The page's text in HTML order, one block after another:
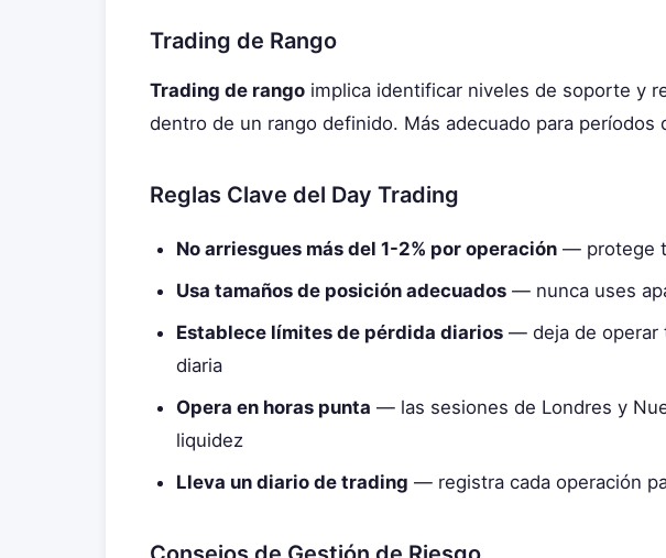
Trading de Rango
Trading de rango implica identificar niveles de soporte y
dentro de un rango definido. Más adecuado para períodos
Reglas Clave del Day Trading
No arriesgues más del 1-2% por operación — protege
Usa tamaños de posición adecuados — nunca uses
Establece límites de pérdida diarios — deja de operar
diaria
Opera en horas punta — las sesiones de Londres y
liquidez
Lleva un diario de trading — registra cada operación